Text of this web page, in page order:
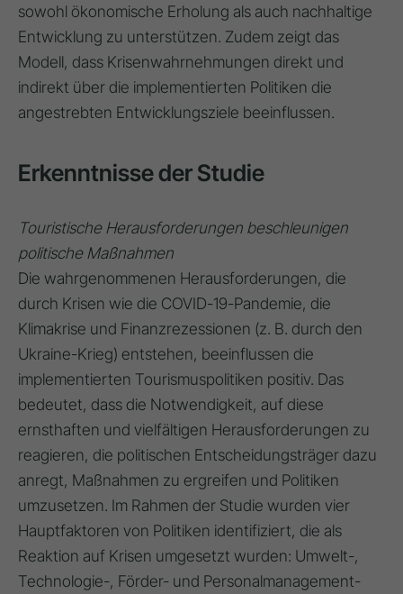
sowohl ökonomische Erholung als auch nachhaltige
Entwicklung zu unterstützen. Zudem zeigt das
Modell, dass Krisenwahrnehmungen direkt und
indirekt über die implementierten Politiken die
angestrebten Entwicklungsziele beeinflussen.
Erkenntnisse der Studie
Touristische Herausforderungen beschleunigen
politische Maßnahmen
Die wahrgenommenen Herausforderungen, die
durch Krisen wie die COVID-19-Pandemie, die
Klimakrise und Finanzrezessionen (z. B. durch den
Ukraine-Krieg) entstehen, beeinflussen die
implementierten Tourismuspolitiken positiv. Das
bedeutet, dass die Notwendigkeit, auf diese
ernsthaften und vielfältigen Herausforderungen zu
reagieren, die politischen Entscheidungsträger dazu
anregt, Maßnahmen zu ergreifen und Politiken
umzusetzen. Im Rahmen der Studie wurden vier
Hauptfaktoren von Politiken identifiziert, die als
Reaktion auf Krisen umgesetzt wurden: Umwelt-,
Technologie-, Förder- und Personalmanagement-